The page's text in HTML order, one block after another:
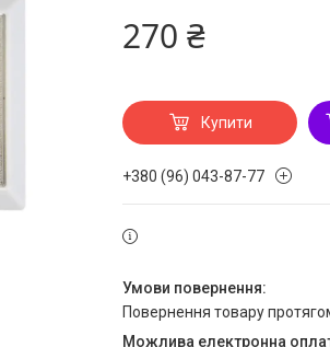
270 ₴
Купити
+380 (96) 043-87-77
повернення товару